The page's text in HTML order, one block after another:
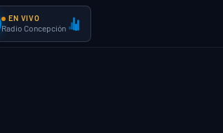
EN VIVO
Radio Concepción